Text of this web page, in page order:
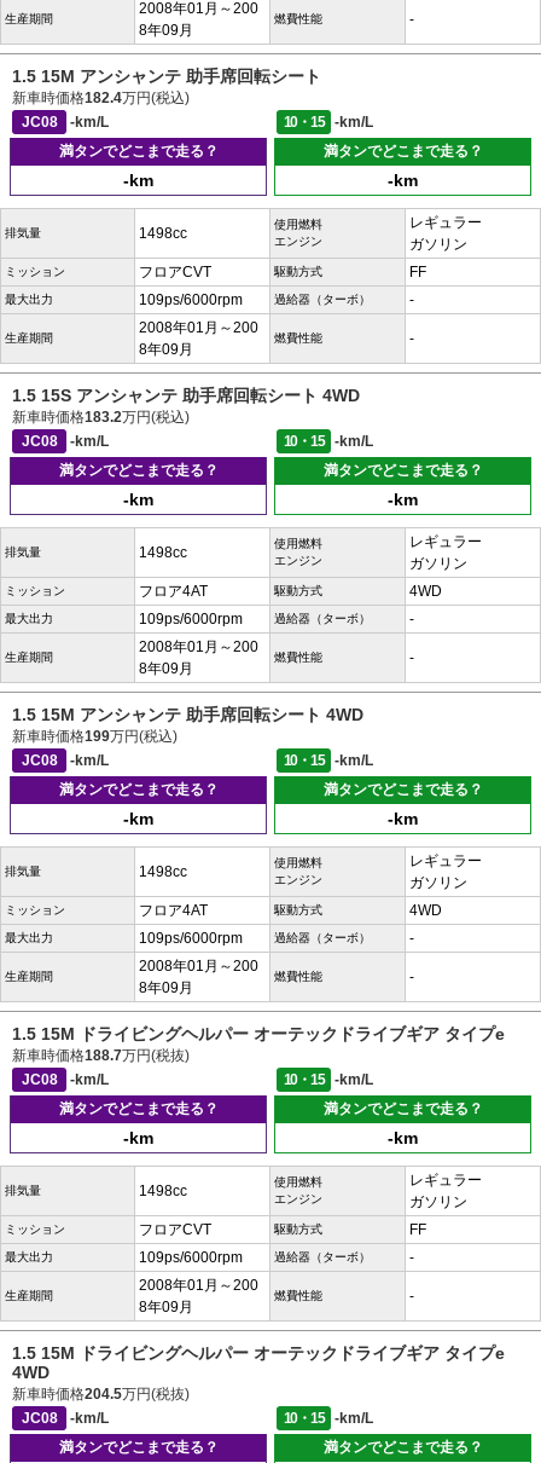
生産期間
2008年01月～200
8年09月
燃費性能 -
1.5 15M アンシャンテ 助手席回転シート
新車時価格182.4万円(税込)
JC08
-km/L 10・15
-km/L
満タンでどこまで走る？
-km
満タンでどこまで走る？
-km
排気量 1498cc
使用燃料
エンジン
レギュラー
ガソリン
ミッション フロアCVT 駆動方式 FF
最大出力 109ps/6000rpm 過給器（ターボ） -
生産期間
2008年01月～200
8年09月
燃費性能 -
1.5 15S アンシャンテ 助手席回転シート 4WD
新車時価格183.2万円(税込)
JC08
-km/L 10・15
-km/L
満タンでどこまで走る？
-km
満タンでどこまで走る？
-km
排気量 1498cc
使用燃料
エンジン
レギュラー
ガソリン
ミッション フロア4AT 駆動方式 4WD
最大出力 109ps/6000rpm 過給器（ターボ） -
生産期間
2008年01月～200
8年09月
燃費性能 -
1.5 15M アンシャンテ 助手席回転シート 4WD
新車時価格199万円(税込)
JC08
-km/L 10・15
-km/L
満タンでどこまで走る？
-km
満タンでどこまで走る？
-km
排気量 1498cc
使用燃料
エンジン
レギュラー
ガソリン
ミッション フロア4AT 駆動方式 4WD
最大出力 109ps/6000rpm 過給器（ターボ） -
生産期間
2008年01月～200
8年09月
燃費性能 -
1.5 15M ドライビングヘルパー オーテックドライブギア タイプe
新車時価格188.7万円(税抜)
JC08
-km/L 10・15
-km/L
満タンでどこまで走る？
-km
満タンでどこまで走る？
-km
排気量 1498cc
使用燃料
エンジン
レギュラー
ガソリン
ミッション フロアCVT 駆動方式 FF
最大出力 109ps/6000rpm 過給器（ターボ） -
生産期間
2008年01月～200
8年09月
燃費性能 -
1.5 15M ドライビングヘルパー オーテックドライブギア タイプe
4WD
新車時価格204.5万円(税抜)
JC08
-km/L 10・15
-km/L
満タンでどこまで走る？
満タンでどこまで走る？